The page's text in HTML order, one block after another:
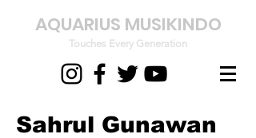
AQUARIUS MUSIKINDO
Touches Every Generation
Sahrul Gunawan